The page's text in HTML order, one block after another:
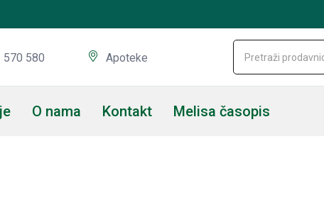
570 580 Apoteke
O nama Kontakt Melisa časopis